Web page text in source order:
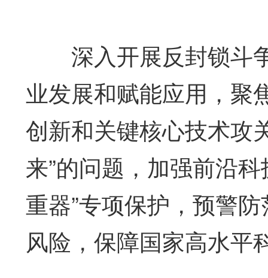
深入开展反封锁斗
业发展和赋能应用，聚
创新和关键核心技术攻
来”的问题，加强前沿
重器”专项保护，预警
风险，保障国家高水平